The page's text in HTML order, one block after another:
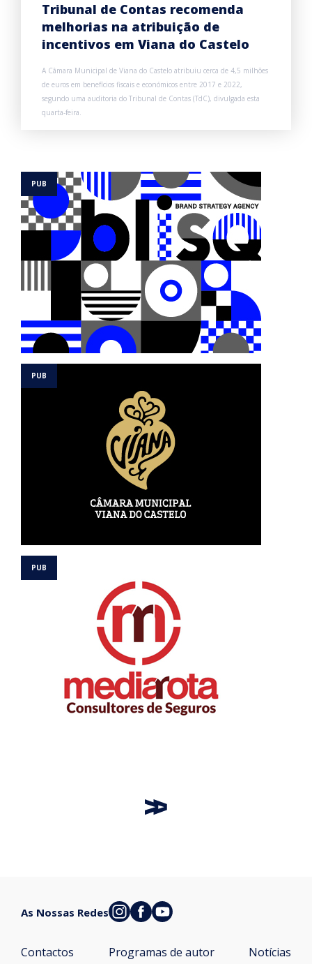
Tribunal de Contas recomenda
melhorias na atribuição de
incentivos em Viana do Castelo
A Câmara Municipal de Viana do Castelo atribuiu cerca de 4,5 milhões
de euros em benefícios fiscais e económicos entre 2017 e 2022,
segundo uma auditoria do Tribunal de Contas (TdC), divulgada esta
quarta-feira.
Contactos Programas de autor Notícias
As Nossas Redes